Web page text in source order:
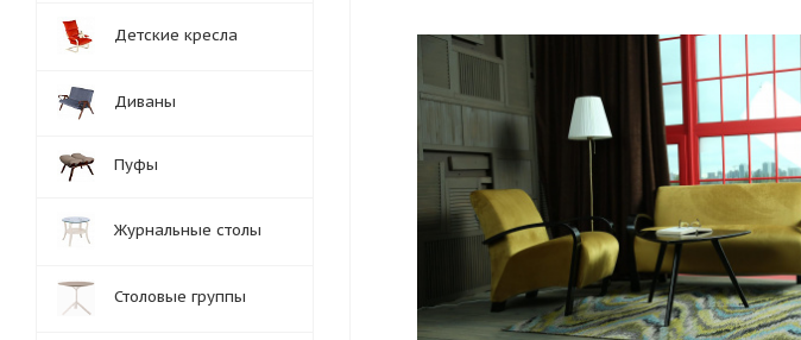
Детские кресла
Диваны
Пуфы
Журнальные столы
Столовые группы